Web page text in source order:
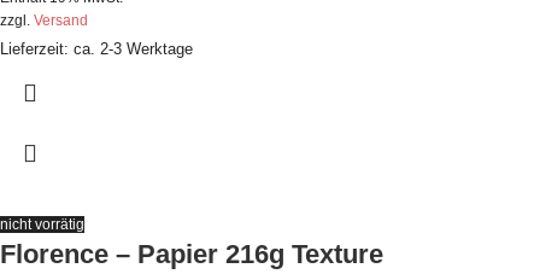
zzgl. Versand
Lieferzeit: ca. 2-3 Werktage
nicht vorrätig
Florence – Papier 216g Texture